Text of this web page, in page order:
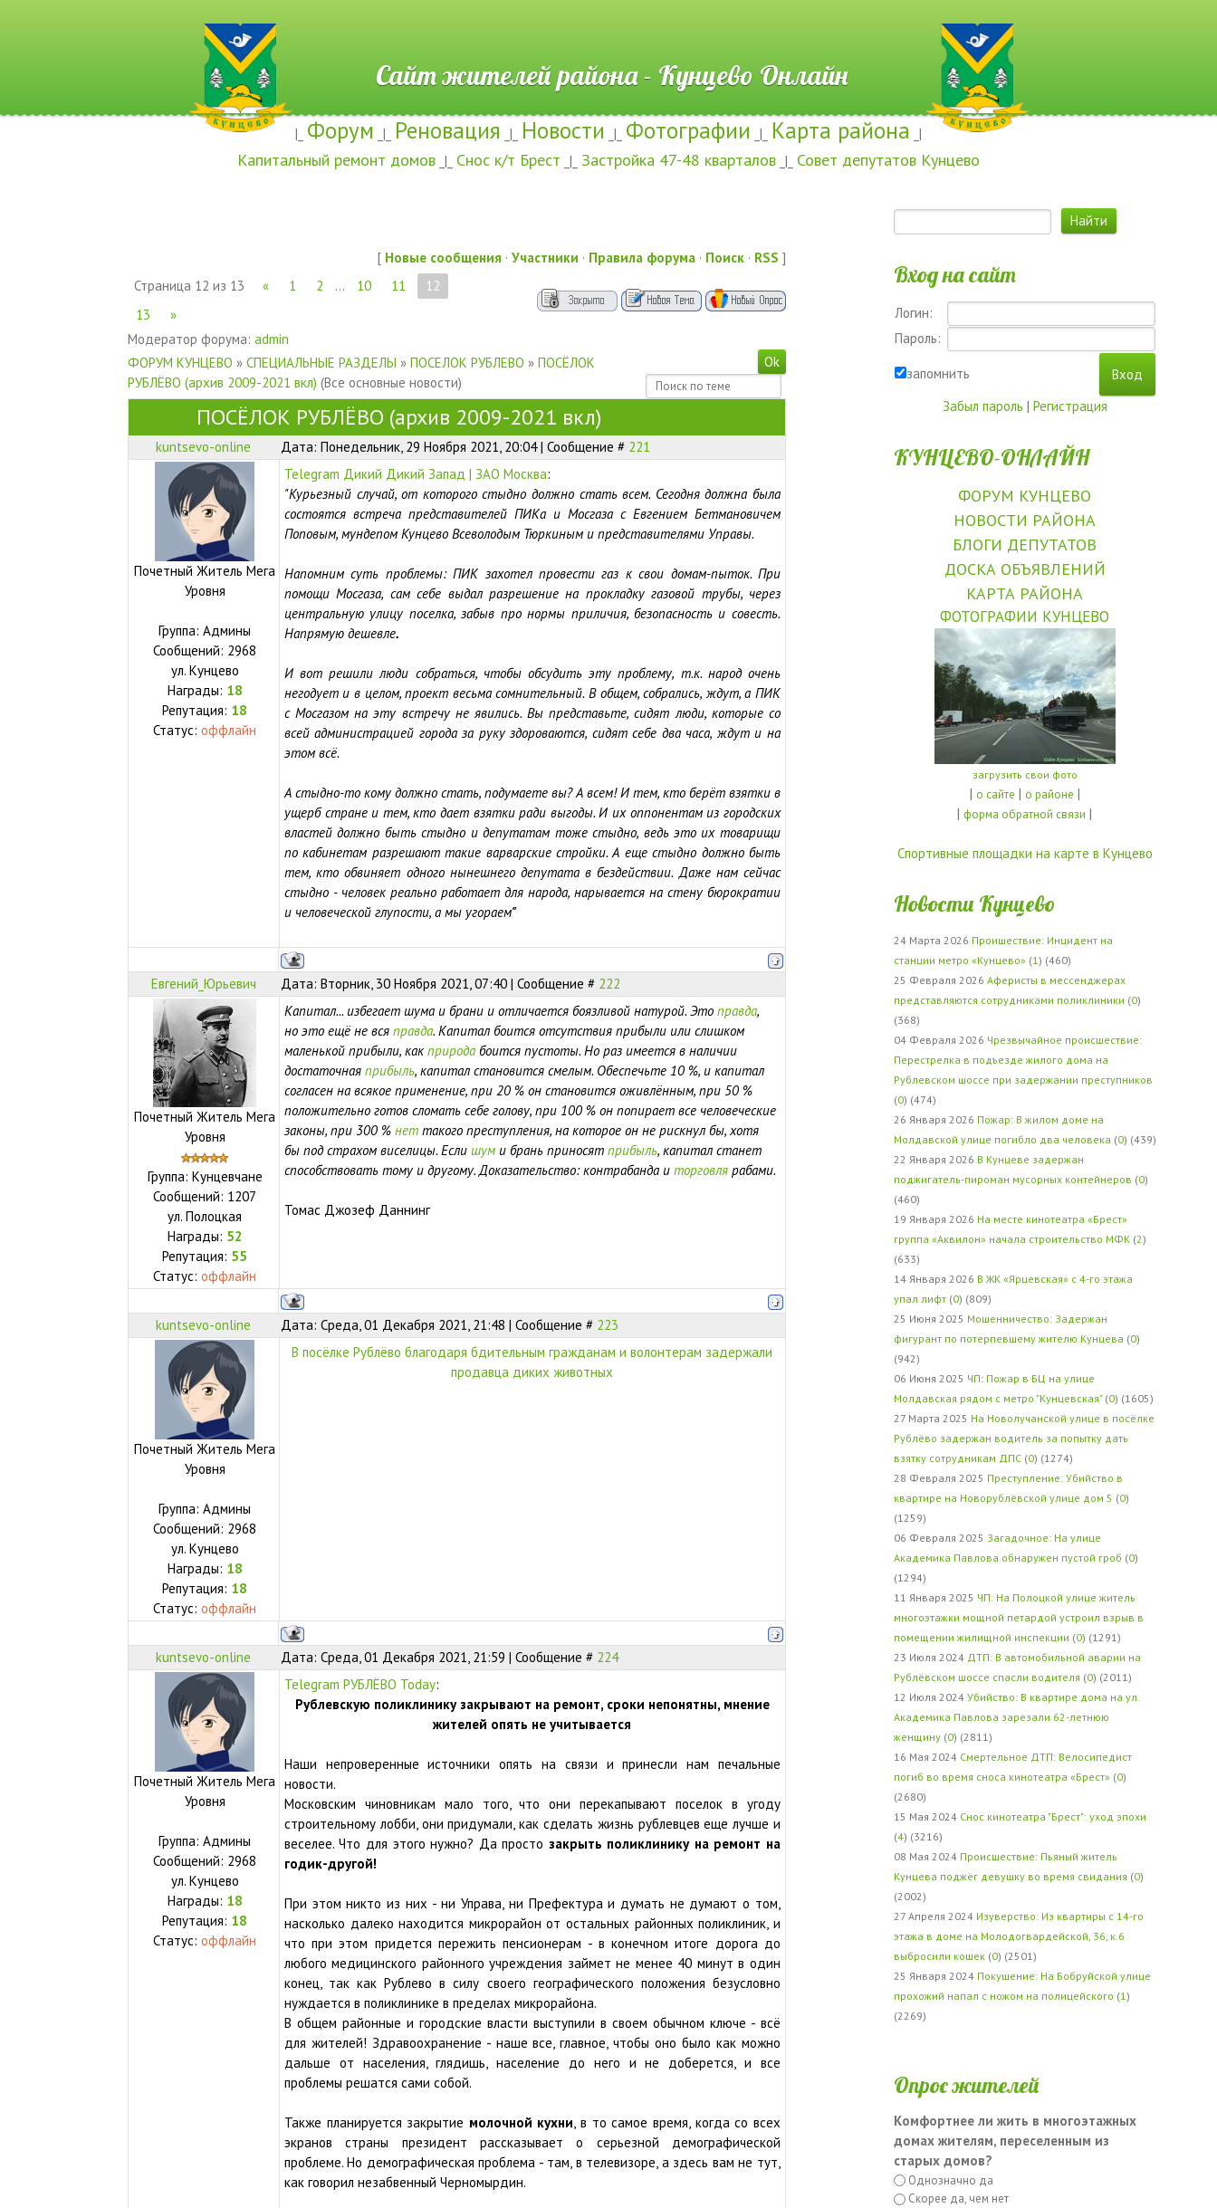
Сайт жителей района - Кунцево Онлайн
|_ Форум _|_ Реновация _|_ Новости _|_ Фотографии _|_ Карта района _|
Капитальный ремонт домов _|_ Снос к/т Брест _|_ Застройка 47-48 кварталов _|_ Совет депутатов Кунцево
[ Новые сообщения · Участники · Правила форума · Поиск · RSS ]
Страница 12 из 13 « 1 2 … 10 11
12
13
»
Модератор форума: admin
ФОРУМ КУНЦЕВО » СПЕЦИАЛЬНЫЕ РАЗДЕЛЫ » ПОСЕЛОК РУБЛЕВО » ПОСЁЛОК
РУБЛЁВО (архив 2009-2021 вкл) (Все основные новости)
ПОСЁЛОК РУБЛЁВО (архив 2009-2021 вкл)
kuntsevo-online Дата: Понедельник, 29 Ноября 2021, 20:04 | Сообщение # 221
Почетный Житель Мега
Уровня
Группа: Админы
Сообщений: 2968
ул. Кунцево
Награды: 18
Репутация: 18
Статус:оффлайн
Telegram Дикий Дикий Запад | ЗАО Москва:
"Курьезный случай, от которого стыдно должно стать всем. Сегодня должна была
состоятся встреча представителей ПИКа и Мосгаза с Евгением Бетмановичем
Поповым, мундепом Кунцево Всеволодым Тюркиным и представителями Управы.
Напомним суть проблемы: ПИК захотел провести газ к свои домам-пыток. При
помощи Мосгаза, сам себе выдал разрешение на прокладку газовой трубы, через
центральную улицу поселка, забыв про нормы приличия, безопасность и совесть.
Напрямую дешевле.
И вот решили люди собраться, чтобы обсудить эту проблему, т.к. народ очень
негодует и в целом, проект весьма сомнительный. В общем, собрались, ждут, а ПИК
с Мосгазом на эту встречу не явились. Вы представьте, сидят люди, которые со
всей администрацией города за руку здороваются, сидят себе два часа, ждут и на
этом всё.
А стыдно-то кому должно стать, подумаете вы? А всем! И тем, кто берёт взятки в
ущерб стране и тем, кто дает взятки ради выгоды. И их оппонентам из городских
властей должно быть стыдно и депутатам тоже стыдно, ведь это их товарищи
по кабинетам разрешают такие варварские стройки. А еще стыдно должно быть
тем, кто обвиняет одного нынешнего депутата в бездействии. Даже нам сейчас
стыдно - человек реально работает для народа, нарывается на стену бюрократии
и человеческой глупости, а мы угораем"
Евгений_Юрьевич Дата: Вторник, 30 Ноября 2021, 07:40 | Сообщение # 222
Почетный Житель Мега
Уровня
Группа: Кунцевчане
Сообщений: 1207
ул.Полоцкая
Награды: 52
Репутация: 55
Статус:оффлайн
Капитал... избегает шума и брани и отличается боязливой натурой. Это правда,
но это ещё не вся правда. Капитал боится отсутствия прибыли или слишком
маленькой прибыли, как природабоится пустоты. Но раз имеется в наличии
достаточная прибыль, капитал становится смелым. Обеспечьте 10 %, и капитал
согласен на всякое применение, при 20 % он становится оживлённым, при 50 %
положительно готов сломать себе голову, при 100 % он попирает все человеческие
законы, при 300 % неттакого преступления, на которое он не рискнул бы, хотя
бы под страхом виселицы. Если шуми брань приносят прибыль, капитал станет
способствовать тому и другому. Доказательство: контрабанда и торговлярабами.
Томас Джозеф Даннинг
kuntsevo-online Дата: Среда, 01 Декабря 2021, 21:48 | Сообщение # 223
Почетный Житель Мега
Уровня
Группа: Админы
Сообщений: 2968
ул. Кунцево
Награды: 18
Репутация: 18
Статус:оффлайн
В посёлке Рублёво благодаря бдительным гражданам и волонтерам задержали
продавца диких животных
kuntsevo-online Дата: Среда, 01 Декабря 2021, 21:59 | Сообщение # 224
Почетный Житель Мега
Уровня
Группа: Админы
Сообщений: 2968
ул. Кунцево
Награды: 18
Репутация: 18
Статус:оффлайн
Telegram РУБЛЁВО Today:
Рублевскую поликлинику закрывают на ремонт, сроки непонятны, мнение
жителей опять не учитывается
Наши непроверенные источники опять на связи и принесли нам печальные
новости.
Московским чиновникам мало того, что они перекапывают поселок в угоду
строительному лобби, они придумали, как сделать жизнь рублевцев еще лучше и
веселее. Что для этого нужно? Да просто закрыть поликлинику на ремонт на
годик-другой!
При этом никто из них - ни Управа, ни Префектура и думать не думают о том,
насколько далеко находится микрорайон от остальных районных поликлиник, и
что при этом придется пережить пенсионерам - в конечном итоге дорога до
любого медицинского районного учреждения займет не менее 40 минут в один
конец, так как Рублево в силу своего географического положения безусловно
нуждается в поликлинике в пределах микрорайона.
В общем районные и городские власти выступили в своем обычном ключе - всё
для жителей! Здравоохранение - наше все, главное, чтобы оно было как можно
дальше от населения, глядишь, население до него и не доберется, и все
проблемы решатся сами собой.
Также планируется закрытие молочной кухни , в то самое время, когда со всех
экранов страны президент рассказывает о серьезной демографической
проблеме. Но демографическая проблема - там, в телевизоре, а здесь вам не тут,
как говорил незабвенный Черномырдин.
Вход на сайт
Логин:
Пароль:
запомнить
Забыл пароль | Регистрация
КУНЦЕВО-ОНЛАЙН
ФОРУМ КУНЦЕВО
НОВОСТИ РАЙОНА
БЛОГИ ДЕПУТАТОВ
ДОСКА ОБЪЯВЛЕНИЙ
КАРТА РАЙОНА
ФОТОГРАФИИ КУНЦЕВО
загрузить свои фото
| о сайте | о районе |
|форма обратной связи |
Спортивные площадки на карте в Кунцево
Новости Кунцево
24 Марта 2026 Проишествие: Инцидент на
станции метро «Кунцево» (1) (460)
25 Февраля 2026 Аферисты в мессенджерах
представляются сотрудниками поликлиники (0)
(368)
04 Февраля 2026 Чрезвычайное происшествие:
Перестрелка в подъезде жилого дома на
Рублевском шоссе при задержании преступников
(0) (474)
26 Января 2026 Пожар: В жилом доме на
Молдавской улице погибло два человека (0) (439)
22 Января 2026 В Кунцеве задержан
поджигатель-пироман мусорных контейнеров (0)
(460)
19 Января 2026 На месте кинотеатра «Брест»
группа «Аквилон» начала строительство МФК (2)
(633)
14 Января 2026 В ЖК «Ярцевская» с 4-го этажа
упал лифт (0) (809)
25 Июня 2025 Мошенничество: Задержан
фигурант по потерпевшему жителю Кунцева (0)
(942)
06 Июня 2025 ЧП: Пожар в БЦ на улице
Молдавская рядом с метро "Кунцевская" (0) (1605)
27 Марта 2025 На Новолучанской улице в посёлке
Рублёво задержан водитель за попытку дать
взятку сотрудникам ДПС (0) (1274)
28 Февраля 2025 Преступление: Убийство в
квартире на Новорублёвской улице дом 5 (0)
(1259)
06 Февраля 2025 Загадочное: На улице
Академика Павлова обнаружен пустой гроб (0)
(1294)
11 Января 2025 ЧП: На Полоцкой улице житель
многоэтажки мощной петардой устроил взрыв в
помещении жилищной инспекции (0) (1291)
23 Июля 2024 ДТП: В автомобильной аварии на
Рублёвском шоссе спасли водителя (0) (2011)
12 Июля 2024 Убийство: В квартире дома на ул.
Академика Павлова зарезали 62-летнюю
женщину (0) (2811)
16 Мая 2024 Смертельное ДТП: Велосипедист
погиб во время сноса кинотеатра «Брест» (0)
(2680)
15 Мая 2024 Снос кинотеатра "Брест": уход эпохи
(4) (3216)
08 Мая 2024 Происшествие: Пьяный житель
Кунцева поджёг девушку во время свидания (0)
(2002)
27 Апреля 2024 Изуверство: Из квартиры с 14-го
этажа в доме на Молодогвардейской, 36, к.6
выбросили кошек (0) (2501)
25 Января 2024 Покушение: На Бобруйской улице
прохожий напал с ножом на полицейского (1)
(2269)
Опрос жителей
Комфортнее ли жить в многоэтажных
домах жителям, переселенным из
старых домов?
Однозначно да
Скорее да, чем нет